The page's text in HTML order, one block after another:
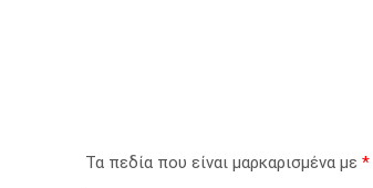
Τα πεδία που είναι μαρκαρισμένα με *